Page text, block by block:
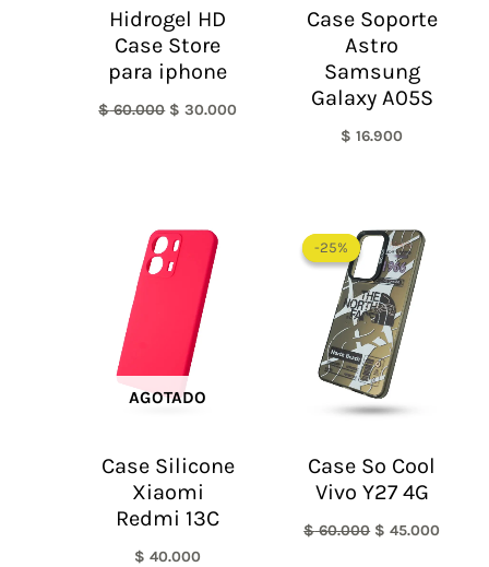
Hidrogel HD
Case Store
para iphone
$60.000 $ 30.000
Case Soporte
Astro
Samsung
Galaxy A05S
$ 16.900
AGOTADO
Case Silicone
Xiaomi
Redmi 13C
$ 40.000
-25%
-25%
Case So Cool
Vivo Y27 4G
$60.000
precio
original
era:
$ 60.000.
$ 45.000